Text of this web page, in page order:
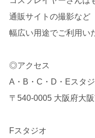
通販サイトの撮影など
幅広い用途でご利用い
◎アクセス
A・B・C・D・Eスタ
〒540-0005 大阪府大
Fスタジオ